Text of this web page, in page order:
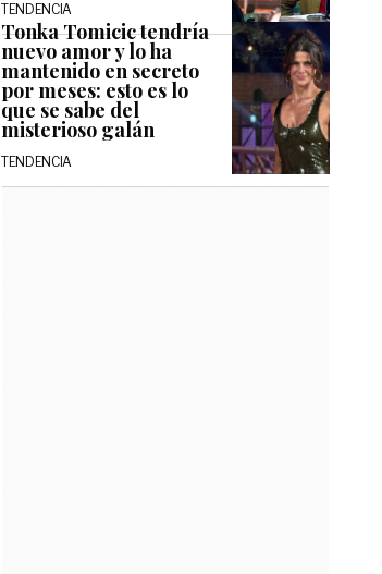
TENDENCIA
Tonka Tomicic tendría
nuevo amor y lo ha
mantenido en secreto
por meses: esto es lo
que se sabe del
misterioso galán
TENDENCIA